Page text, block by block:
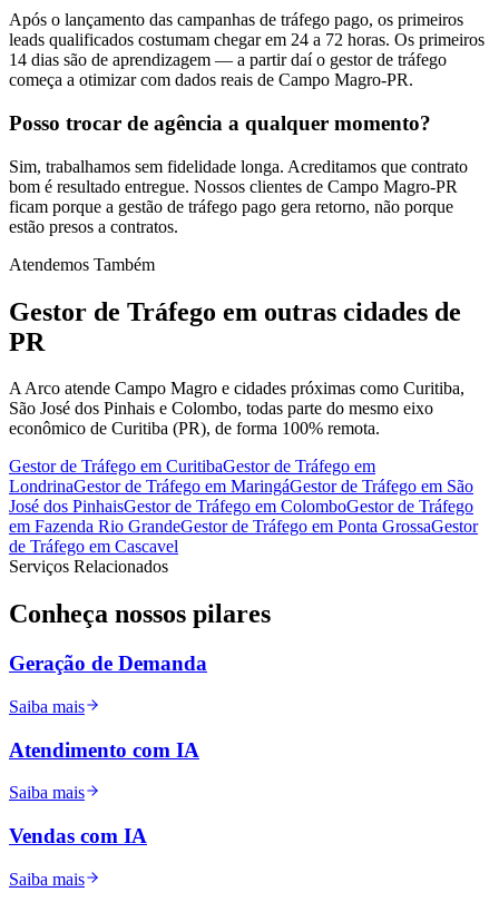
Após o lançamento das campanhas de tráfego pago, os primeiros
leads qualificados costumam chegar em 24 a 72 horas. Os primeiros
14 dias são de aprendizagem — a partir daí o gestor de tráfego
começa a otimizar com dados reais de Campo Magro-PR.
Posso trocar de agência a qualquer momento?
Sim, trabalhamos sem fidelidade longa. Acreditamos que contrato
bom é resultado entregue. Nossos clientes de Campo Magro-PR
ficam porque a gestão de tráfego pago gera retorno, não porque
estão presos a contratos.
Atendemos Também
Gestor de Tráfego em outras cidades de
PR
A Arco atende Campo Magro e cidades próximas como Curitiba,
São José dos Pinhais e Colombo, todas parte do mesmo eixo
econômico de Curitiba (PR), de forma 100% remota.
Gestor de Tráfego em CuritibaGestor de Tráfego em
LondrinaGestor de Tráfego em MaringáGestor de Tráfego em São
José dos PinhaisGestor de Tráfego em ColomboGestor de Tráfego
em Fazenda Rio GrandeGestor de Tráfego em Ponta GrossaGestor
de Tráfego em Cascavel
Serviços Relacionados
Conheça nossos pilares
Geração de Demanda
Saiba mais
Atendimento com IA
Saiba mais
Vendas com IA
Saiba mais